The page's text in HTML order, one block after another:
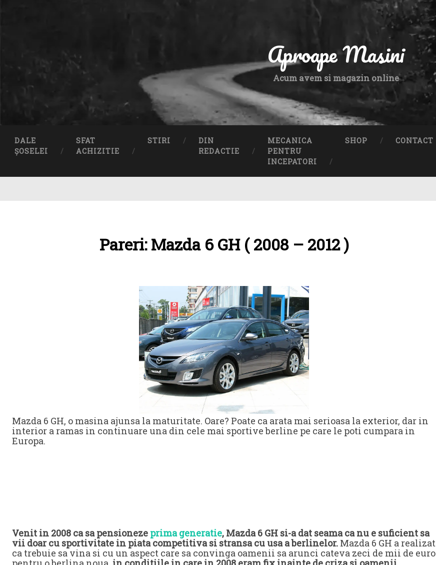
Aproape Masini
Acum avem si magazin online
DALE
ȘOSELEI
SFAT
ACHIZITIE
STIRI
DIN
REDACTIE
MECANICA
PENTRU
INCEPATORI
SHOP CONTACT
Pareri: Mazda 6 GH ( 2008 – 2012 )
Mazda 6 GH, o masina ajunsa la maturitate. Oare? Poate ca arata mai serioasa la exterior, dar in
interior a ramas in continuare una din cele mai sportive berline pe care le poti cumpara in
Europa.
Venit in 2008 ca sa pensioneze prima generatie, Mazda 6 GH si-a dat seama ca nu e suficient sa
vii doar cu sportivitate in piata competitiva si stransa cu usa a berlinelor. Mazda 6 GH a realizat
ca trebuie sa vina si cu un aspect care sa convinga oamenii sa arunci cateva zeci de mii de euro